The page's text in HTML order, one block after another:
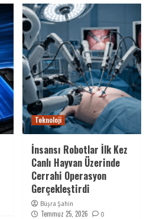
Teknoloji
İnsansı Robotlar İlk Kez
Canlı Hayvan Üzerinde
Cerrahi Operasyon
Gerçekleştirdi
Büşra Şahin
Temmuz 25, 2026 0